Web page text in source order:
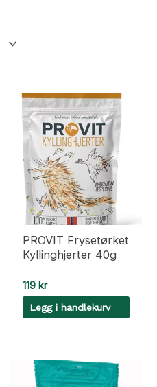
PROVIT Frysetørket
Kyllinghjerter 40g
119 kr
Legg i handlekurv